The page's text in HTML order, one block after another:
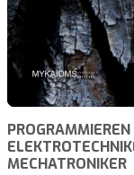
MECHATRONIKER